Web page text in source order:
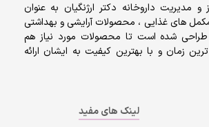
و مدیریت داروخانه دکتر ارژنگیان به عنوان
های غذایی ، محصولات آرایشی و بهداشتی
شده است تا محصولات مورد نیاز هم
زمان و با بهترین کیفیت به ایشان ارائه
لینک های مفید